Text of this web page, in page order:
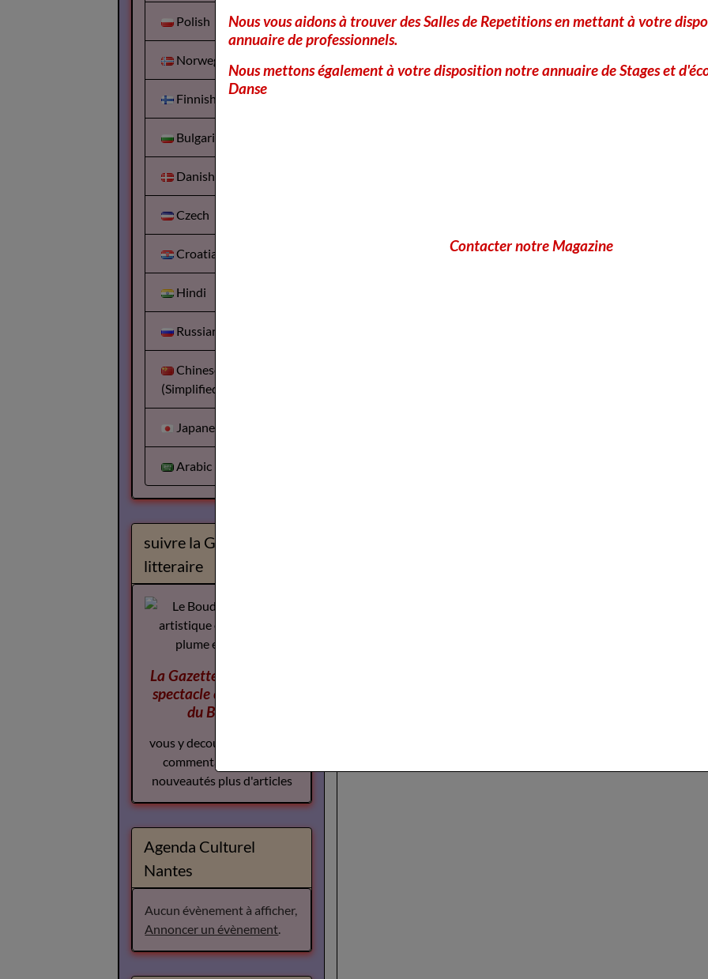
Polish
Norwegian
Finnish
Bulgarian
Danish
Czech
Croatian
Hindi
Russian
Chinese
(Simplified)
Japanese
Arabic
suivre la Gazette
litteraire
La Gazette des Arts du
spectaclecomplement
du Boudoir
vous y decouvrirez plus de
commentaires plus de
nouveautés plus d'articles
Agenda Culturel
Nantes
Aucun évènement à afficher,
Annoncer un évènement.
Nous vous aidons à trouver des Salles de Repetitions en mettant à votre
annuaire de professionnels.
Nous mettons également à votre disposition notre annuaire de Stages et
Danse
Contacter notre Magazine